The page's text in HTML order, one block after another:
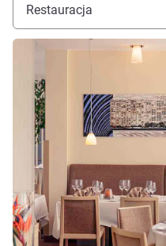
Restauracja
Pokaż szczegóły